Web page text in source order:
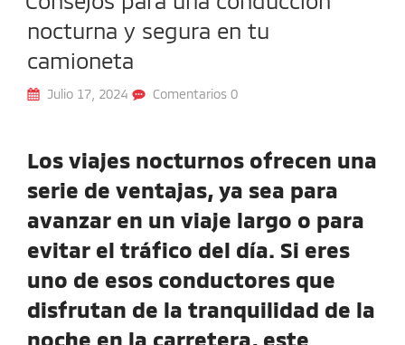
nocturna y segura en tu
camioneta
Julio 17, 2024 Comentarios 0
Los viajes nocturnos ofrecen una
serie de ventajas, ya sea para
avanzar en un viaje largo o para
evitar el tráfico del día. Si eres
uno de esos conductores que
disfrutan de la tranquilidad de la
noche en la carretera, este